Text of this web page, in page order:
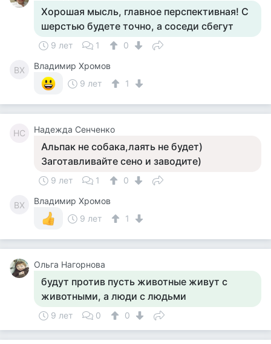
Хорошая мысль, главное перспективная! С
шерстью будете точно, а соседи сбегут
9 лет 1 0
ВХ
Владимир Хромов
9 лет
1
НС Надежда Сенченко
Альпак не собака,лаять не будет)
Заготавливайте сено и заводите)
9 лет 1 0
ВХ
Владимир Хромов
9 лет
1
Ольга Нагорнова
будут против пусть животные живут с
животными, а люди с людьми
9 лет 0 0